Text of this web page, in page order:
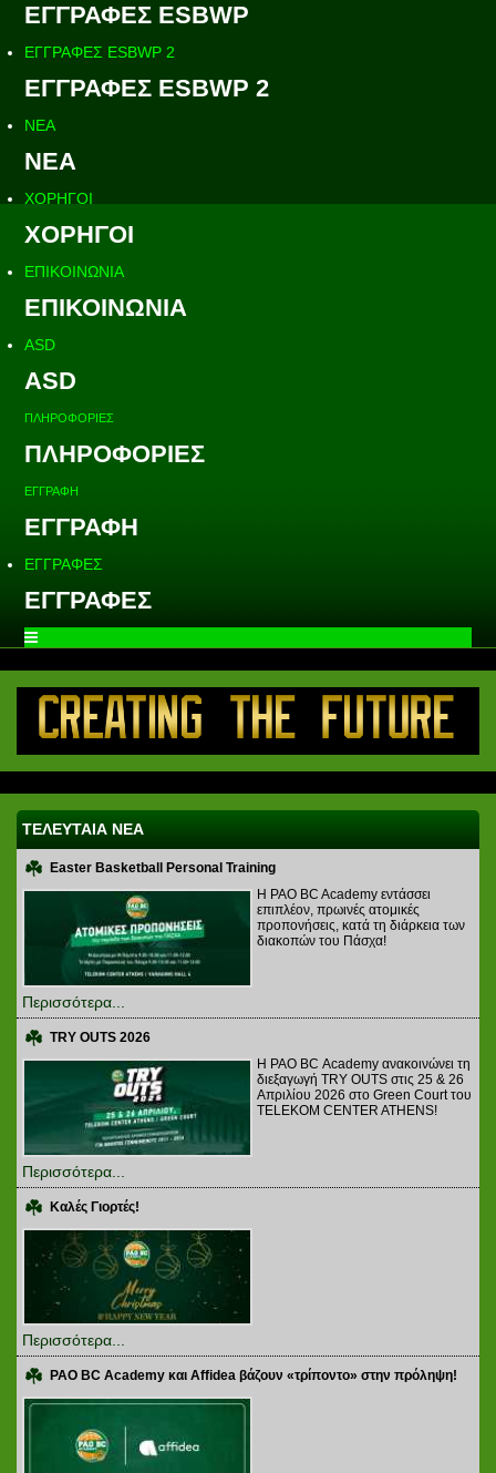
ΕΓΓΡΑΦΕΣ ESBWP
ΕΓΓΡΑΦΕΣ ESBWP 2
ΕΓΓΡΑΦΕΣ ESBWP 2
ΝΕΑ
ΝΕΑ
ΧΟΡΗΓΟΙ
ΧΟΡΗΓΟΙ
ΕΠΙΚΟΙΝΩΝΙΑ
ΕΠΙΚΟΙΝΩΝΙΑ
ASD
ASD
ΠΛΗΡΟΦΟΡΙΕΣ
ΠΛΗΡΟΦΟΡΙΕΣ
ΕΓΓΡΑΦΗ
ΕΓΓΡΑΦΗ
ΕΓΓΡΑΦΕΣ
ΕΓΓΡΑΦΕΣ
ΤΕΛΕΥΤΑΙΑ ΝΕΑ
Easter Basketball Personal Training
Η PAO BC Academy εντάσσει
επιπλέον, πρωινές ατομικές
προπονήσεις, κατά τη διάρκεια των
διακοπών του Πάσχα!
Περισσότερα...
TRY OUTS 2026
H PAO BC Academy ανακοινώνει τη
διεξαγωγή TRY OUTS στις 25 & 26
Απριλίου 2026 στο Green Court του
TELEKOM CENTER ATHENS!
Περισσότερα...
Καλές Γιορτές!
Περισσότερα...
PAO BC Academy και Affidea βάζουν «τρίποντο» στην πρόληψη!